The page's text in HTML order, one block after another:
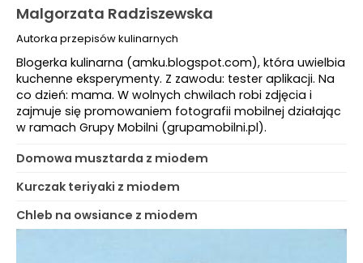
Malgorzata Radziszewska
Autorka przepisów kulinarnych
Blogerka kulinarna (amku.blogspot.com), która uwielbia
kuchenne eksperymenty. Z zawodu: tester aplikacji. Na
co dzień: mama. W wolnych chwilach robi zdjęcia i
zajmuje się promowaniem fotografii mobilnej działając
w ramach Grupy Mobilni (grupamobilni.pl).
Domowa musztarda z miodem
Kurczak teriyaki z miodem
Chleb na owsiance z miodem